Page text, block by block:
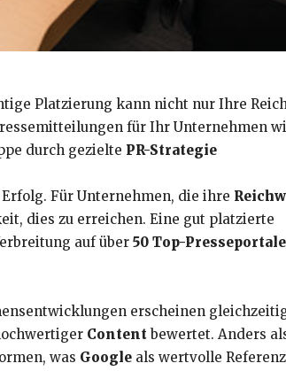
Platzierung kann nicht nur Ihre
für Ihr Unternehmen
durch gezielte PR-Strategie
Für Unternehmen, die ihre
dies zu erreichen. Eine gut platzierte
auf über 50 Top-
erscheinen
Contentbewertet. Anders
was Google als wertvolle